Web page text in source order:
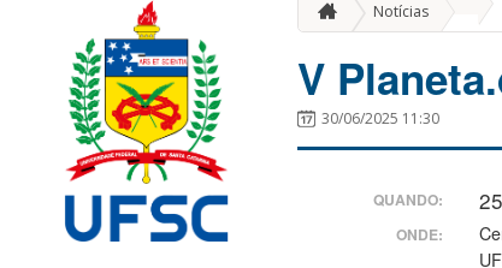
Notícias
V
30/06/2025 11:30
QUANDO:
ONDE: